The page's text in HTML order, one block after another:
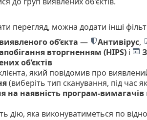
перегляд, можна додати інші
об’єкта — Антивірус,
вторгненням (HIPS)і
об’єктів
який повідомив про
(виберіть тип сканування, під час
на наявність програм-вимагачів
дію, яка виконуватиметься по